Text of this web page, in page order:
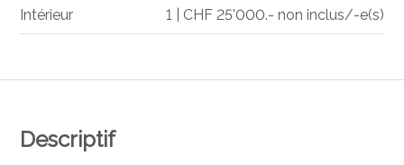
Descriptif
Intérieur 1 | CHF 25'000.- non inclus/-e(s)